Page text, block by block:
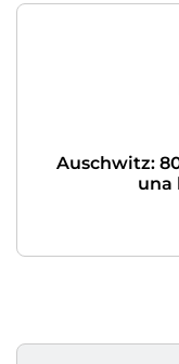
Auschwitz:
una